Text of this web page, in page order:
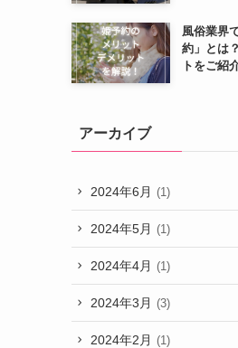
風俗業界
約」とは
トをご紹
アーカイブ
2024年6月 (1)
2024年5月 (1)
2024年4月 (1)
2024年3月 (3)
2024年2月 (1)